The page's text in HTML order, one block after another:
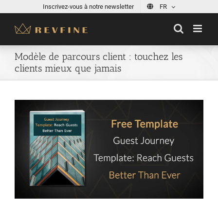
content
Inscrivez-vous à notre newsletter FR
Modèle de parcours client : touchez les
clients mieux que jamais
Larger
Image